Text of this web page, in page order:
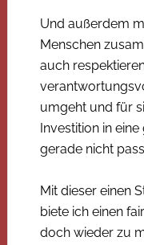
Und außerdem
Menschen
auch
umgeht und für
Investition in
gerade nicht
Mit dieser einen
biete ich einen
doch wieder zu